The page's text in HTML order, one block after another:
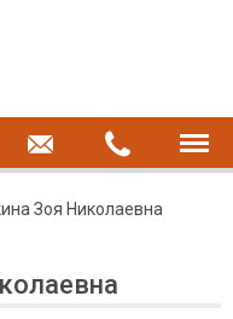
Зоя Николаевна